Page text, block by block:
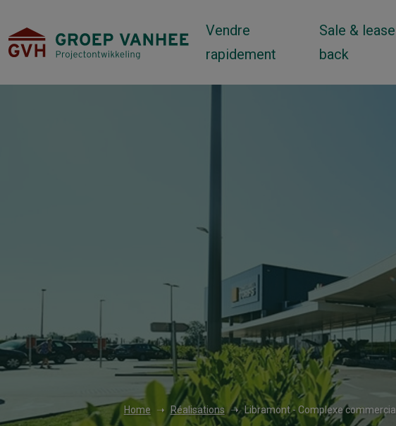
Vendre
rapidement
Sale & lease
back
Home Réalisations Libramont - Complexe commercial